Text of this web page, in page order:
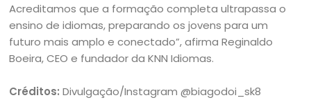
Acreditamos que a formação completa ultrapassa o
ensino de idiomas, preparando os jovens para um
futuro mais amplo e conectado”, afirma Reginaldo
Boeira, CEO e fundador da KNN Idiomas.
Créditos: Divulgação/Instagram @biagodoi_sk8